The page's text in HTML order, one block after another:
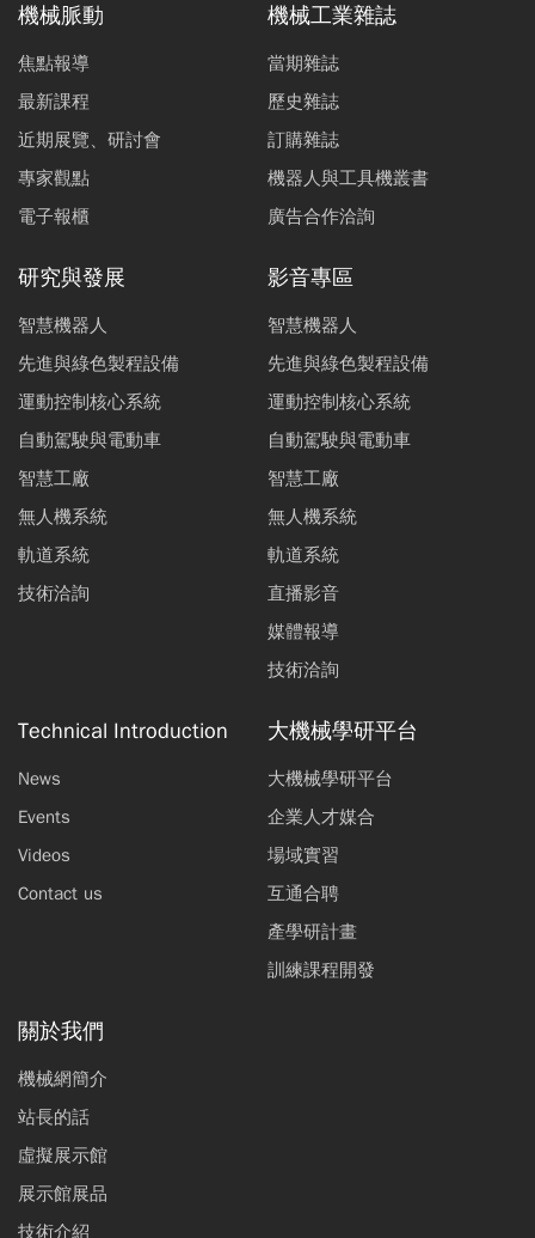
機械脈動
焦點報導
最新課程
近期展覽、研討會
專家觀點
電子報櫃
機械工業雜誌
當期雜誌
歷史雜誌
訂購雜誌
機器人與工具機叢書
廣告合作洽詢
研究與發展
智慧機器人
先進與綠色製程設備
運動控制核心系統
自動駕駛與電動車
智慧工廠
無人機系統
軌道系統
技術洽詢
影音專區
智慧機器人
先進與綠色製程設備
運動控制核心系統
自動駕駛與電動車
智慧工廠
無人機系統
軌道系統
直播影音
媒體報導
技術洽詢
Technical Introduction
News
Events
Videos
Contact us
大機械學研平台
大機械學研平台
企業人才媒合
場域實習
互通合聘
產學研計畫
訓練課程開發
關於我們
機械網簡介
站長的話
虛擬展示館
展示館展品
技術介紹